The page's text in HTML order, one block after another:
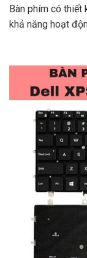
Bàn phím có thiết
khả năng hoạt